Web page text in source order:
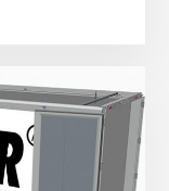
DUUNISSA?